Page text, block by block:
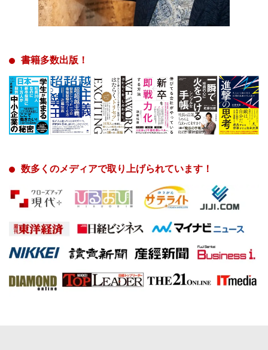
書籍多数出版！
数多くのメディアで取り上げられています！